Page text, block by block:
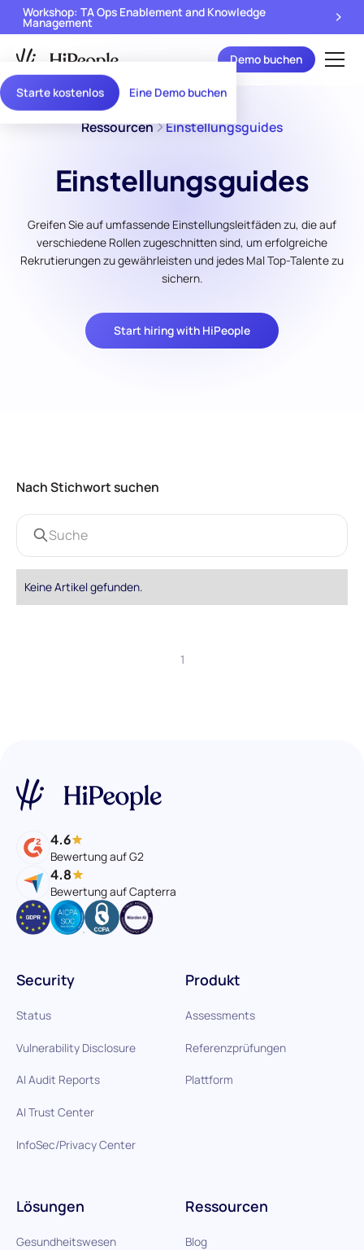
Starte kostenlos Eine Demo buchen
Workshop: TA Ops Enablement and Knowledge
Management
Demo buchen
Ressourcen Einstellungsguides
Einstellungsguides
Greifen Sie auf umfassende Einstellungsleitfäden zu, die auf
verschiedene Rollen zugeschnitten sind, um erfolgreiche
Rekrutierungen zu gewährleisten und jedes Mal Top-Talente zu
sichern.
Start hiring with HiPeople
Nach Stichwort suchen
Keine Artikel gefunden.
1
4.6
Bewertung auf G2
4.8
Bewertung auf Capterra
Produkt
Assessments
Referenzprüfungen
Plattform
Lösungen
Gesundheitswesen
Ressourcen
Blog
Security
Status
Vulnerability Disclosure
AI Audit Reports
AI Trust Center
InfoSec/Privacy Center